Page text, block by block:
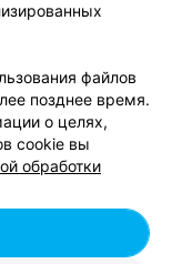
файлов
позднее время.
о целях,
cookie вы
обработки